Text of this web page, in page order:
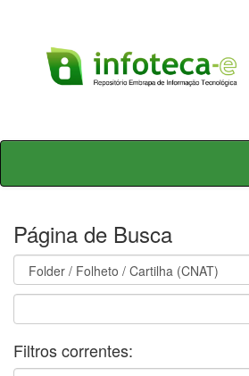
Skip
Página de Busca
Filtros correntes: